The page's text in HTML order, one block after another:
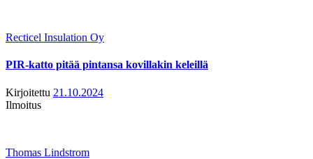
Recticel Insulation Oy
PIR-katto pitää pintansa kovillakin keleillä
Kirjoitettu 21.10.2024
Ilmoitus
Thomas Lindstrom